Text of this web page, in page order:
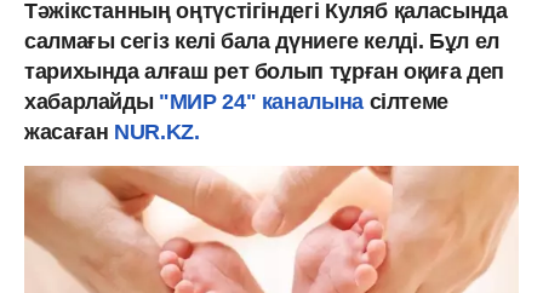
Тәжікстанның оңтүстігіндегі Куляб қаласында
салмағы сегіз келі бала дүниеге келді. Бұл ел
тарихында алғаш рет болып тұрған оқиға деп
хабарлайды "МИР 24" каналына сілтеме
жасаған NUR.KZ.